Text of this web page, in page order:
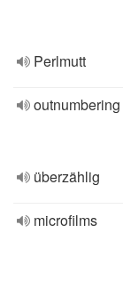
Perlmutt
outnumbering
überzählig
microfilms